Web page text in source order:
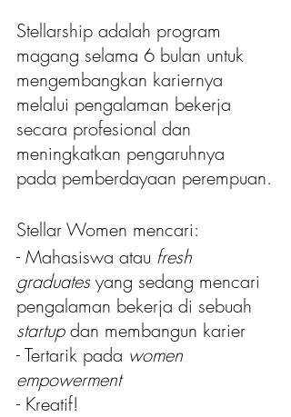
Stellarship adalah program
magang selama 6 bulan untuk
mengembangkan kariernya
melalui pengalaman bekerja
secara profesional dan
meningkatkan pengaruhnya
pada pemberdayaan perempuan.
Stellar Women mencari:
- Mahasiswa atau fresh
graduates yang sedang mencari
pengalaman bekerja di sebuah
startup dan membangun karier
- Tertarik pada women
empowerment
- Kreatif!